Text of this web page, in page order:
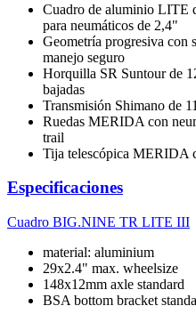
Cuadro de aluminio LITE
para neumáticos de 2,4"
Geometría progresiva
manejo seguro
Horquilla SR Suntour de
bajadas
Transmisión Shimano de
Ruedas MERIDA con
trail
Tija telescópica MERIDA
Especificaciones
Cuadro BIG.NINE TR LITE III
material: aluminium
29x2.4" max. wheelsize
148x12mm axle standard
BSA bottom bracket